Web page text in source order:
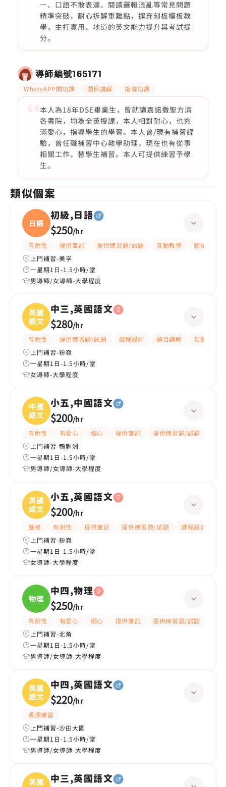
一、口語不敢表達、閱讀邏輯混亂等常見問題
精準突破，耐心拆解重難點，摒弃刻板模板教
學，主打實用、地道的英文能力提升與考試提
分。
導師編號165171
WhatsAPP問功課 題目講解 指導功課
本人為18年DSE畢業生，曾就讀嘉諾撒聖方濟
各書院，均為全英授課，本人相對耐心，也充
滿愛心，指導學生的學習。本人曾/現有補習經
驗，曾任職補習中心教學助理，現在也有從事
相關工作，替學生補習。本人可提供練習予學
生。
類似個案
日語
初級,日語
$250/hr
有耐性 提供筆記 提供練習題/試題 互動教學
應試策略
上門補習-美孚
一星期1日-1.5小時/堂
男導師/女導師-大學程度
英國
語文
中三,英國語文
$280/hr
有耐性 提供練習題/試題 課程設計 題目講解
互動教學
上門補習-粉嶺
一星期1日-1.5小時/堂
女導師-大學程度
中國
語文
小五,中國語文
$200/hr
有耐性 有愛心 細心 提供筆記 提供練習題/試題
上門補習-鴨脷洲
一星期1日-1.5小時/堂
男導師/女導師-大學程度
英國
語文
小五,英國語文
$200/hr
嚴格 有耐性 提供筆記 提供練習題/試題 課程設計
上門補習-粉嶺
一星期1日-1.5小時/堂
女導師-大學程度
物理
中四,物理
$250/hr
有耐性 有愛心 細心 提供筆記 提供練習題/試題
上門補習-北角
一星期1日-1.5小時/堂
男導師/女導師-大學程度
英國
語文
中四,英國語文
$220/hr
長期補習
上門補習-沙田大圍
一星期1日-1.5小時/堂
男導師/女導師-大學程度
英國
中三,英國語文